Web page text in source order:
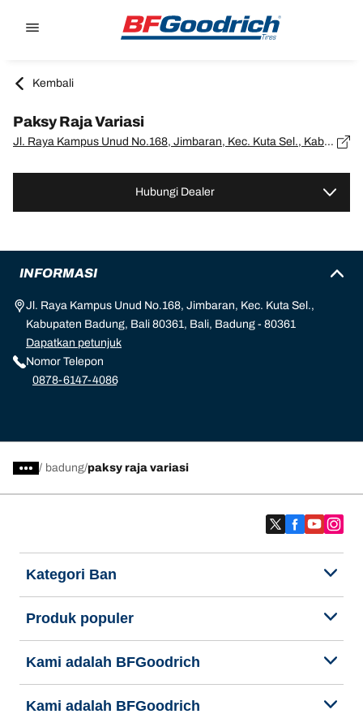
Kembali
Paksy Raja Variasi
Jl. Raya Kampus Unud No.168, Jimbaran, Kec. Kuta Sel., Kabupaten Badung, Bali 80361, Bali, Badung - 80361
Hubungi Dealer
INFORMASI
Jl. Raya Kampus Unud No.168, Jimbaran, Kec. Kuta Sel.,
Kabupaten Badung, Bali 80361, Bali, Badung - 80361
Dapatkan petunjuk
Nomor Telepon
0878-6147-4086
/ badung paksy raja variasi
Kategori Ban
Produk populer
Kami adalah BFGoodrich
Kami adalah BFGoodrich